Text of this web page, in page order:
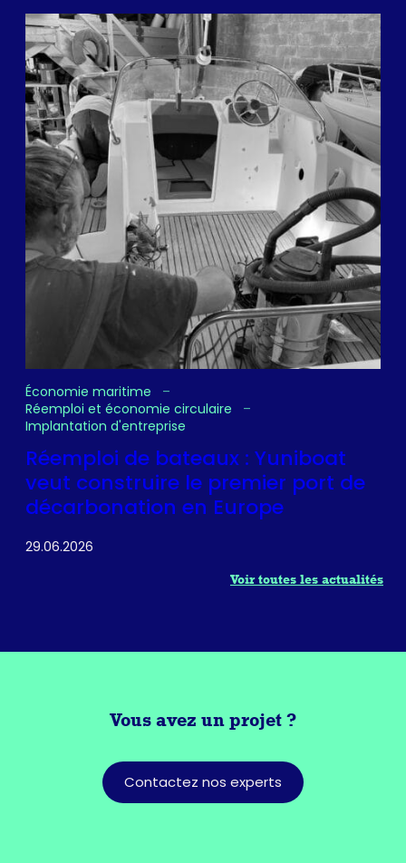
Économie maritime
Réemploi et économie circulaire
Implantation d'entreprise
Réemploi de bateaux : Yuniboat
veut construire le premier port de
décarbonation en Europe
29.06.2026
Voir toutes les actualités
Vous avez un projet ?
Contactez nos experts